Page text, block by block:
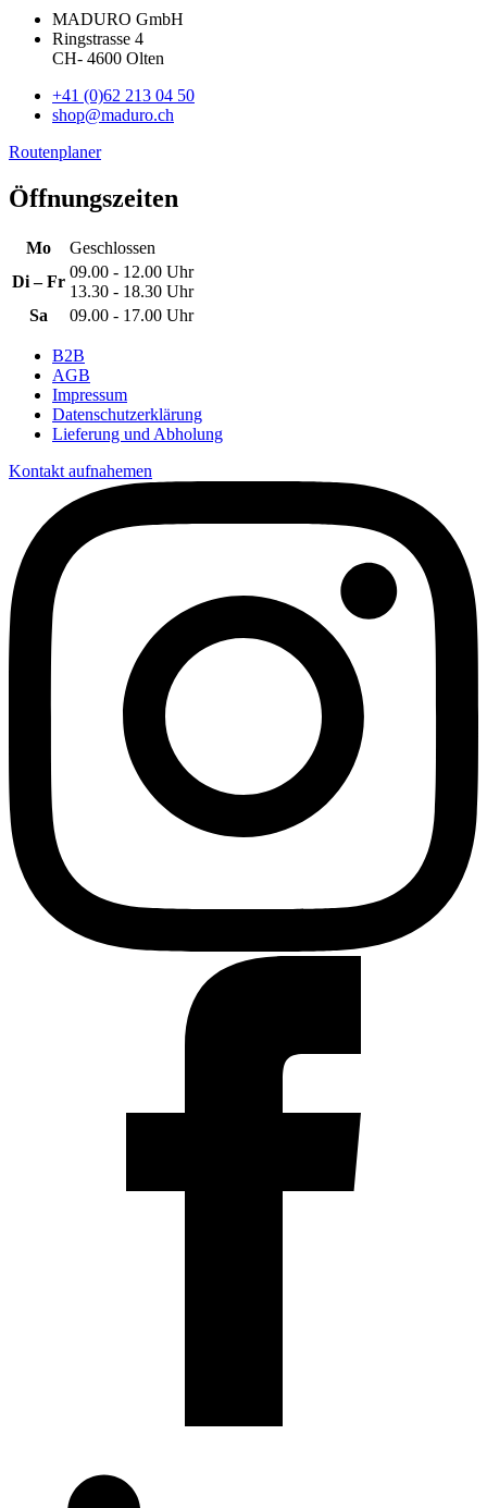
MADURO GmbH
Ringstrasse 4
CH- 4600 Olten
+41 (0)62 213 04 50
shop@maduro.ch
Routenplaner
Öffnungszeiten
Mo
Geschlossen
Di – Fr
09.00 - 12.00 Uhr
13.30 - 18.30 Uhr
Sa
09.00 - 17.00 Uhr
B2B
AGB
Impressum
Datenschutzerklärung
Lieferung und Abholung
Kontakt aufnahemen